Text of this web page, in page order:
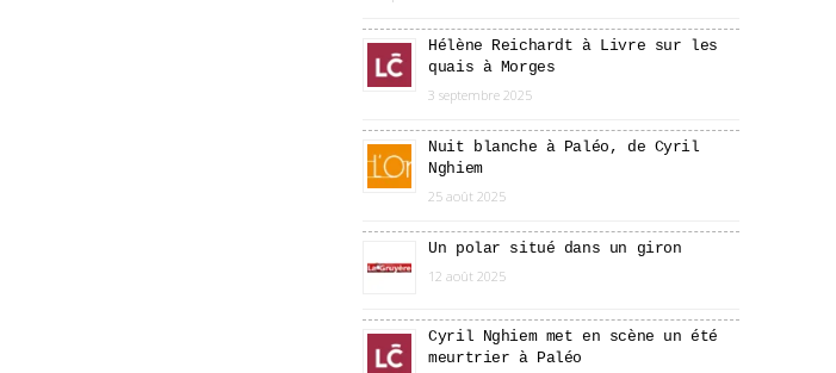
Hélène Reichardt à Livre sur les
quais à Morges
3 septembre 2025
Nuit blanche à Paléo, de Cyril
Nghiem
25 août 2025
Un polar situé dans un giron
12 août 2025
Cyril Nghiem met en scène un été
meurtrier à Paléo